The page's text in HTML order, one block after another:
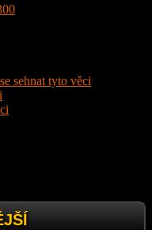
sehnat tyto věci